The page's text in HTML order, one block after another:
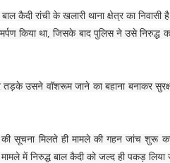
कैदी रांची के खलारी थाना क्षेत्र का निवासी
किया था, जिसके बाद पुलिस ने उसे निरुद्ध
तड़के उसने वॉशरूम जाने का बहाना बनाकर
की सूचना मिलते ही मामले की गहन जांच शुरू
में निरुद्ध बाल कैदी को जल्द ही पकड़ लिया